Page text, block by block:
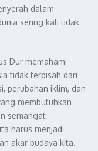
dalam
sering kali tidak
Dur memahami
tidak terpisah dari
perubahan iklim, dan
membutuhkan
semangat
harus menjadi
akar budaya kita.